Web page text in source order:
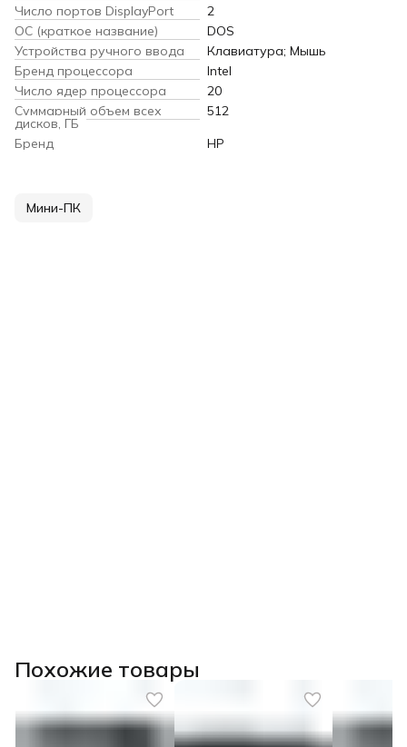
Число портов DisplayPort
2
ОС (краткое название)
DOS
Устройства ручного ввода
Клавиатура; Мышь
Бренд процессора
Intel
Число ядер процессора
20
Суммарный объем всех
дисков, ГБ
512
Бренд
HP
Мини-ПК
Похожие товары